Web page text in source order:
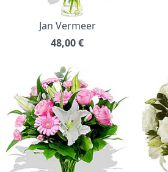
Jan Vermeer
48,00€